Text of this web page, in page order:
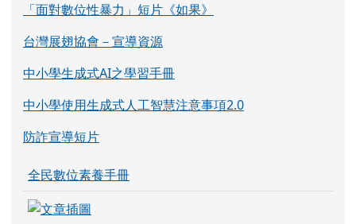
「面對數位性暴力」短片《如果》
台灣展翅協會－宣導資源
中小學生成式AI之學習手冊
中小學使用生成式人工智慧注意事項2.0
防詐宣導短片
全民數位素養手冊